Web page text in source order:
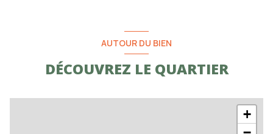
AUTOUR DU BIEN
DÉCOUVREZ LE QUARTIER
+